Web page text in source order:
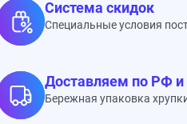
Система скидок
Специальные условия
Доставляем по РФ
Бережная упаковка